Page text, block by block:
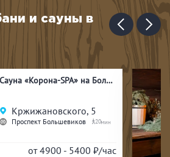
и сауны в
Сауна «Корона-SPA» на Большевиков
Кржижановского, 5
Проспект Большевиков 20
от 4900 - 5400 ₽/час